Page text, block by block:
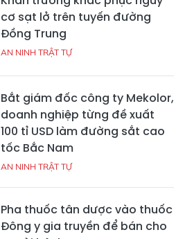
cơ sạt lở trên tuyến đường
Đồng Trung
AN NINH TRẬT TỰ
Bắt giám đốc công ty Mekolor,
doanh nghiệp từng đề xuất
100 tỉ USD làm đường sắt cao
tốc Bắc Nam
AN NINH TRẬT TỰ
Pha thuốc tân dược vào thuốc
Đông y gia truyền để bán cho